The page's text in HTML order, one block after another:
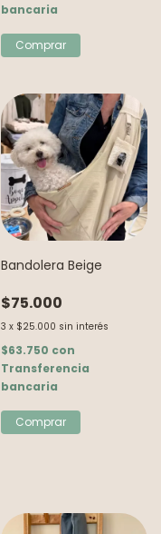
bancaria
Comprar
Bandolera Beige
$75.000
3 x $25.000 sin interés
$63.750 con
Transferencia
bancaria